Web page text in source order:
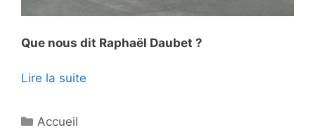
Que nous dit Raphaël Daubet ?
Lire la suite
Catégories
Accueil